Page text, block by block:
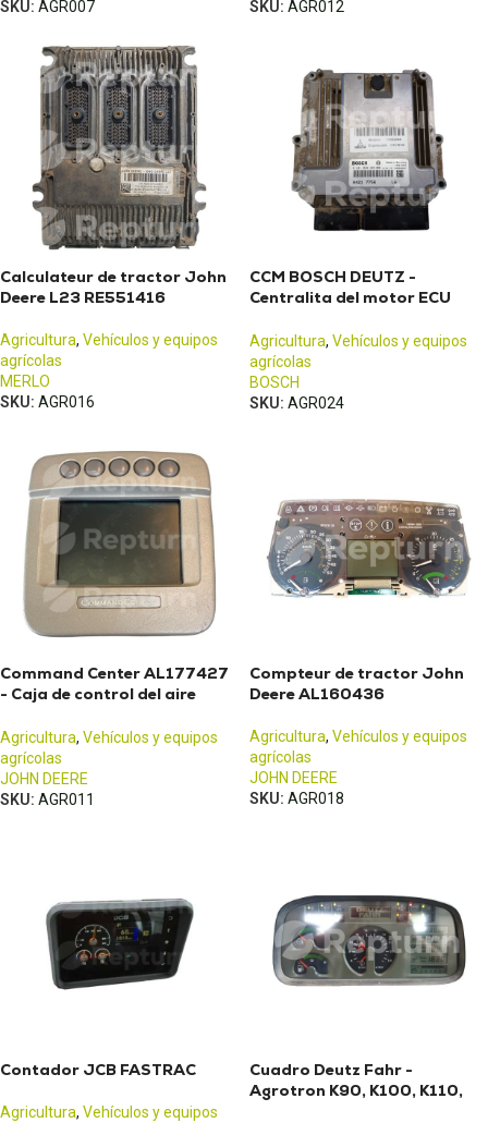
SKU: AGR007 SKU: AGR012
Calculateur de tractor John
Deere L23 RE551416
Agricultura, Vehículos y equipos
agrícolas
MERLO
SKU: AGR016
CCM BOSCH DEUTZ -
Centralita del motor ECU
Agricultura, Vehículos y equipos
agrícolas
BOSCH
SKU: AGR024
Command Center AL177427
- Caja de control del aire
John deere 6030
Agricultura, Vehículos y equipos
agrícolas
JOHN DEERE
SKU: AGR011
Compteur de tractor John
Deere AL160436
Agricultura, Vehículos y equipos
agrícolas
JOHN DEERE
SKU: AGR018
Contador JCB FASTRAC
Agricultura, Vehículos y equipos
Cuadro Deutz Fahr -
Agrotron K90, K100, K110,